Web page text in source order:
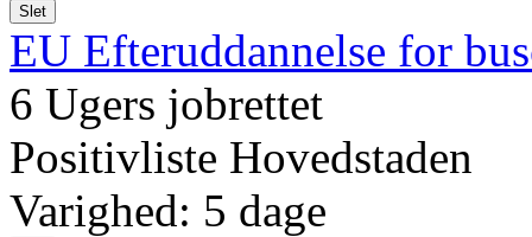
Slet
EU Efteruddannelse for
6 Ugers jobrettet
Positivliste Hovedstaden
Varighed: 5 dage